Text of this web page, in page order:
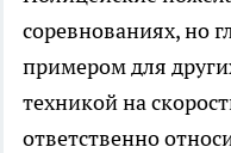
соревнованиях, но
примером для
техникой на
ответственно